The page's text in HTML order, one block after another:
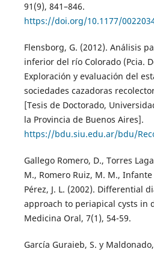
91(9), 841–846.
https://doi.org/10.1177/
Flensborg, G. (2012). Análisis
inferior del río Colorado (Pcia.
Exploración y evaluación del
sociedades cazadoras
[Tesis de Doctorado,
la Provincia de Buenos Aires].
https://bdu.siu.edu.ar/bdu/
Gallego Romero, D., Torres
M., Romero Ruiz, M. M.,
Pérez, J. L. (2002). Differential
approach to periapical cysts in
Medicina Oral, 7(1), 54-59.
García Guraieb, S. y